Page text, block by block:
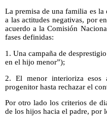
La premisa de una familia es
a las actitudes negativas, por
acuerdo a la Comisión
fases definidas:
1. Una campaña de
en el hijo menor”);
2. El menor interioriza esos
progenitor hasta rechazar el
Por otro lado los criterios de
de los hijos hacia el padre, por